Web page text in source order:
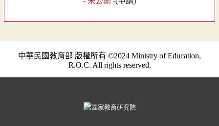
中華民國教育部 版權所有 ©2024 Ministry of Education,
R.O.C. All rights reserved.